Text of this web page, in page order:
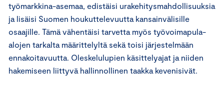
työmarkkina-asemaa, edistäisi urakehitysmahdollisuuksia
ja lisäisi Suomen houkuttelevuutta kansainvälisille
osaajille. Tämä vähentäisi tarvetta myös työvoimapula-
alojen tarkalta määrittelyltä sekä toisi järjestelmään
ennakoitavuutta. Oleskelulupien käsittelyajat ja niiden
hakemiseen liittyvä hallinnollinen taakka kevenisivät.